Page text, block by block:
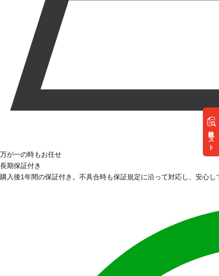
リスト
万が一の時もお任せ
長期保証付き
購入後1年間の保証付き。不具合時も保証規定に沿って対応し、安心